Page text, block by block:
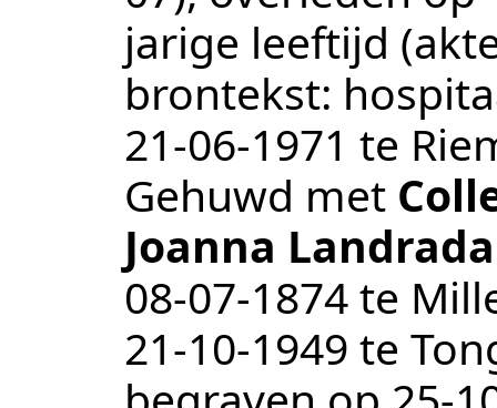
jarige leeftijd
brontekst:
21‑06‑1971 te
Gehuwd met
Joanna Landrada
08‑07‑1874te
21‑10‑1949 te